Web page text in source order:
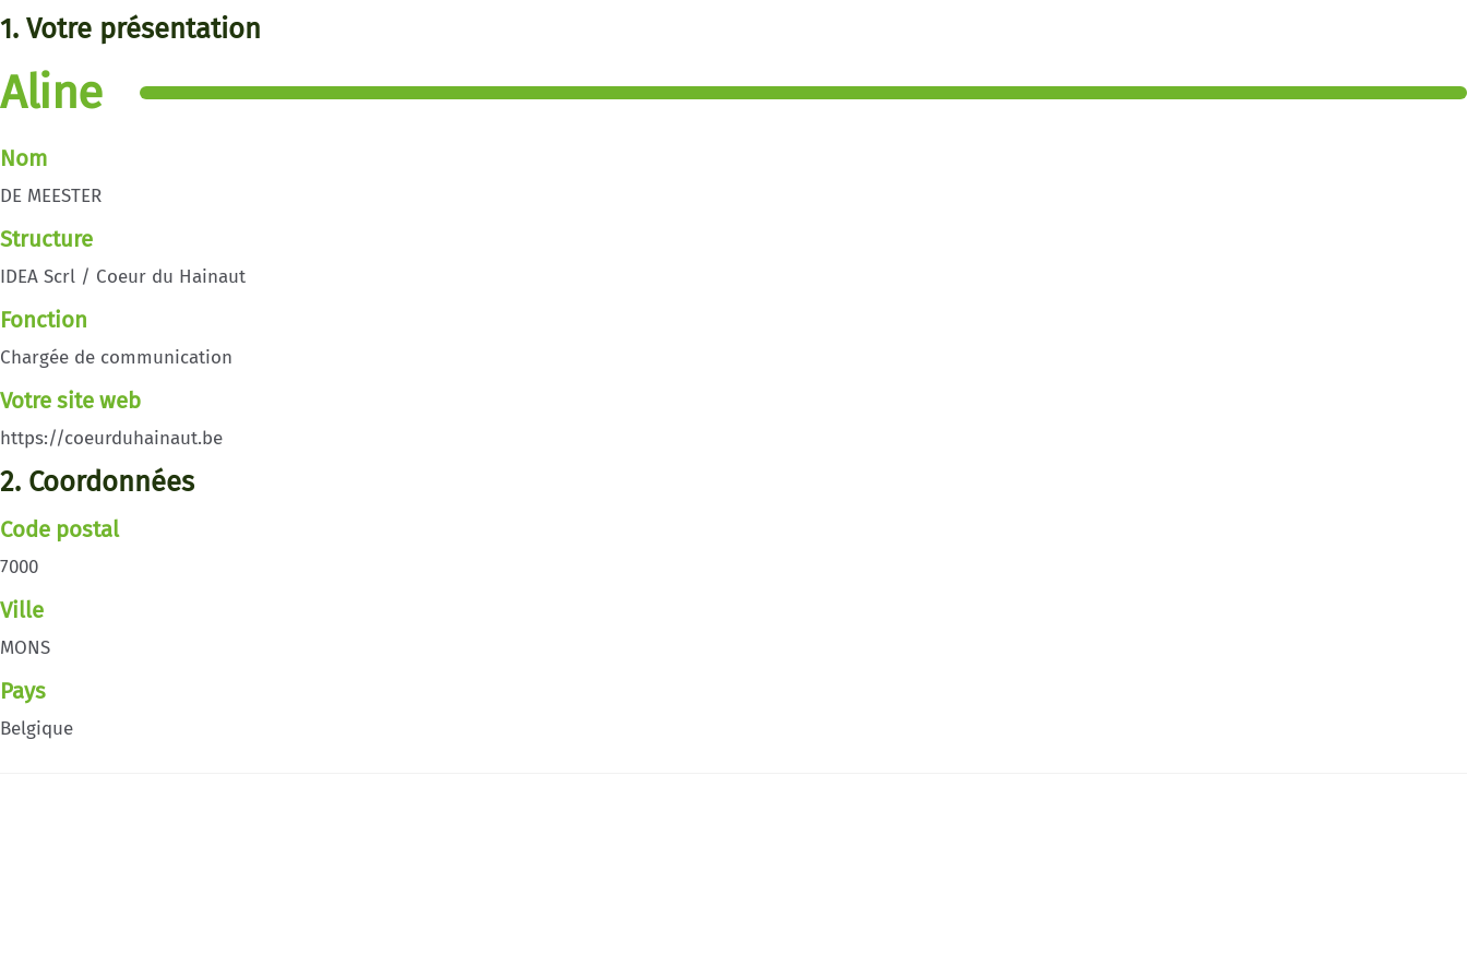
1. Votre présentation
Aline
Nom
DE MEESTER
Structure
IDEA Scrl / Coeur du Hainaut
Fonction
Chargée de communication
Votre site web
https://coeurduhainaut.be
2. Coordonnées
Code postal
7000
Ville
MONS
Pays
Belgique